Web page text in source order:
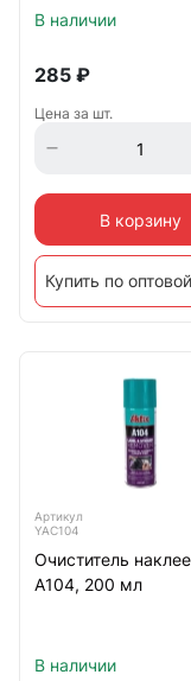
В наличии
285 ₽
Цена за шт.
В корзину
Купить по
Артикул
YAC104
Очиститель
А104, 200 мл
В наличии